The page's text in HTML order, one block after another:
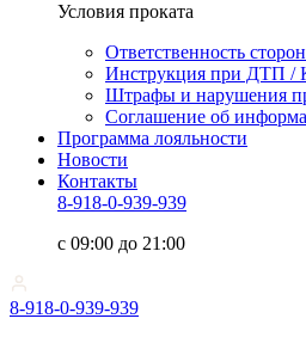
Условия проката
Ответственность
Инструкция при ДТП /
Штрафы и нарушения
Соглашение об
Программа лояльности
Новости
Контакты
8-918-0-939-939
с 09:00 до 21:00
8-918-0-939-939